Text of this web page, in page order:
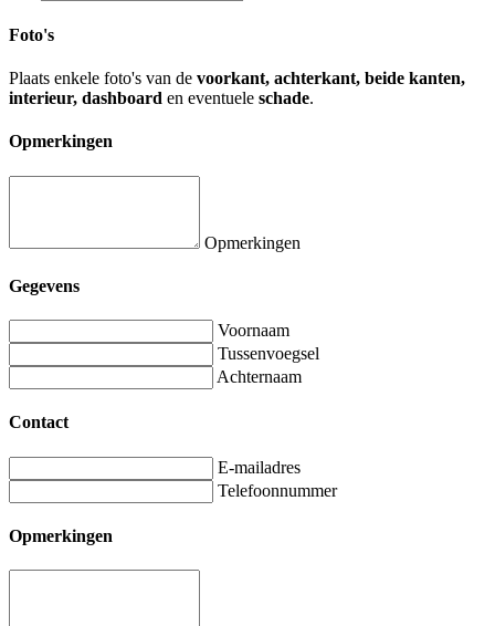
Foto's
Plaats enkele foto's van de voorkant, achterkant, beide kanten,
interieur, dashboard en eventuele schade.
Opmerkingen
Opmerkingen
Gegevens
Voornaam
Tussenvoegsel
Achternaam
Contact
E-mailadres
Telefoonnummer
Opmerkingen